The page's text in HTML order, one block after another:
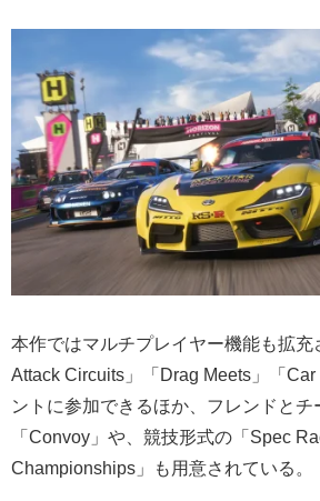
本作ではマルチプレイヤー機能も拡充
Attack Circuits」「Drag Meets」「
ントに参加できるほか、フレンドとチ
「Convoy」や、競技形式の「Spec
Championships」も用意されている。